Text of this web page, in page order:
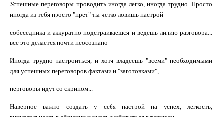
Успешные переговоры проводить иногда легко, иногда трудно. Просто
иногда из тебя просто "прет" ты четко ловишь настрой
собеседника и аккуратноподстраиваешся и ведешь линию разговора...
все это делается почти неосознано
Иногда трудно настроиться, и хотя владеешь "всеми" необходимыми
для успешных переговоров фактами и "заготовками",
перговоры идут со скрипом...
Наверное важно создать у себя настрой на успех, легкость,